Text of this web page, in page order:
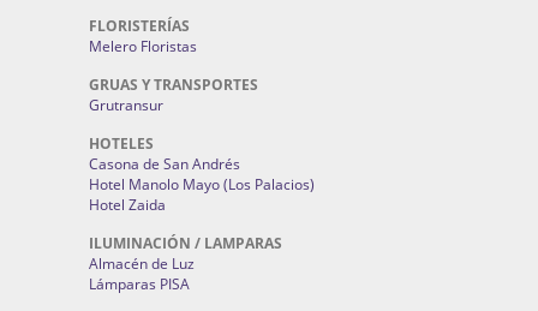
FLORISTERÍAS
Melero Floristas
GRUAS Y TRANSPORTES
Grutransur
HOTELES
Casona de San Andrés
Hotel Manolo Mayo (Los Palacios)
Hotel Zaida
ILUMINACIÓN / LAMPARAS
Almacén de Luz
Lámparas PISA